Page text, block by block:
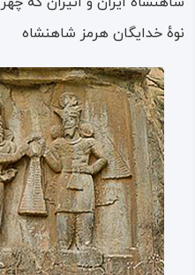
پادشاه نیز، الهه آب ها؛
دارد که آب از آن سرازیر
است. نمادی از نزول برکت و
لباس خسروپرویز به شکل
و گشاد که با مرواریدهای
بزرگی بر سر دارد و بر فراز
نوهٔ خدایگان هرمز شاهنشاه